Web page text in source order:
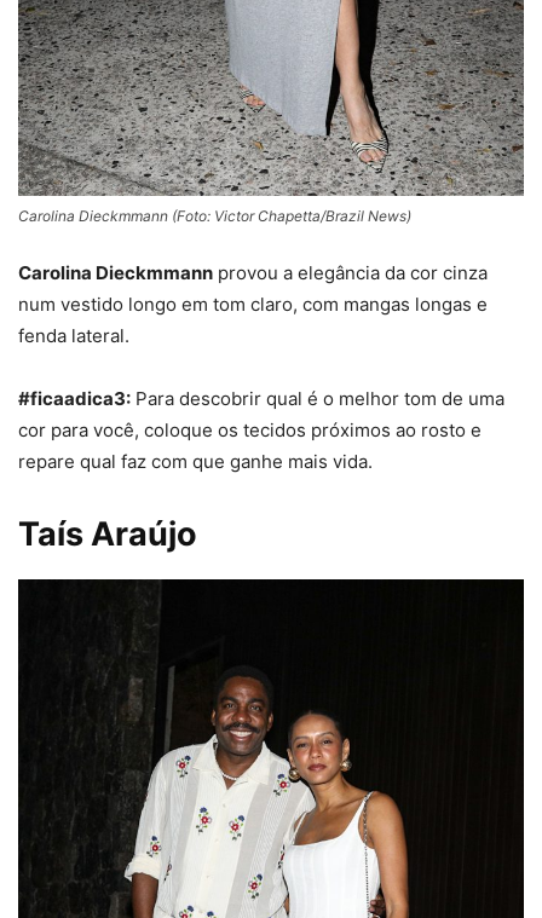
Carolina Dieckmmann (Foto: Victor Chapetta/Brazil News)
Carolina Dieckmmann provou a elegância da cor cinza
num vestido longo em tom claro, com mangas longas e
fenda lateral.
#ficaadica3: Para descobrir qual é o melhor tom de uma
cor para você, coloque os tecidos próximos ao rosto e
repare qual faz com que ganhe mais vida.
Taís Araújo